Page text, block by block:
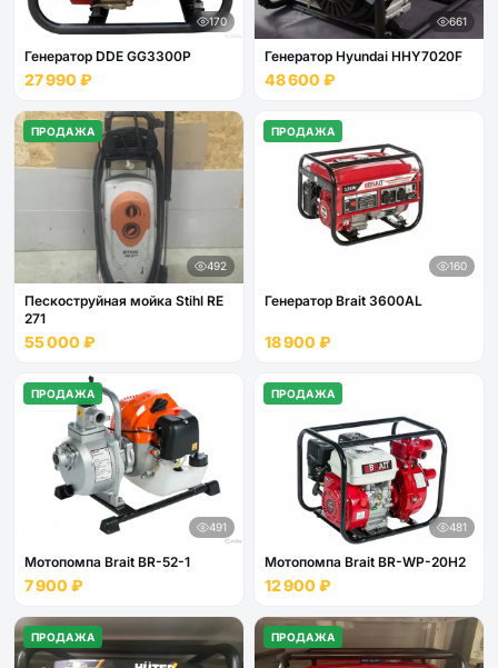
170
Генератор DDE GG3300P
27 990 ₽
661
Генератор Hyundai HHY7020F
48 600 ₽
ПРОДАЖА
492
Пескоструйная мойка Stihl RE
271
55 000 ₽
ПРОДАЖА
160
Генератор Brait 3600AL
18 900 ₽
ПРОДАЖА
491
Мотопомпа Brait BR-52-1
7 900 ₽
ПРОДАЖА
481
Мотопомпа Brait BR-WP-20Н2
12 900 ₽
ПРОДАЖА ПРОДАЖА